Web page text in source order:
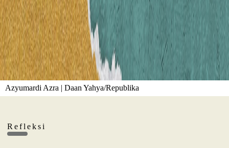
Azyumardi Azra | Daan Yahya/Republika
Refleksi